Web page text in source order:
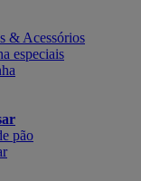
& Acessórios
especiais
pão